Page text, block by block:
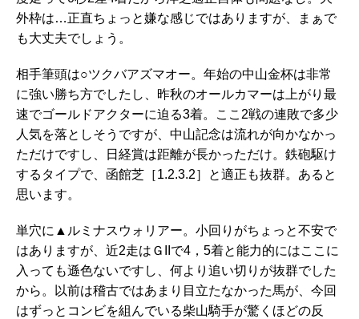
外枠は…正直ちょっと嫌な感じではありますが、まぁで
も大丈夫でしょう。
相手筆頭は○ツクバアズマオー。年始の中山金杯は非常
に強い勝ち方でしたし、昨秋のオールカマーは上がり最
速でゴールドアクターに迫る3着。ここ2戦の連敗で多少
人気を落としそうですが、中山記念は流れが向かなかっ
ただけですし、日経賞は距離が長かっただけ。鉄砲駆け
するタイプで、函館芝［1.2.3.2］と適正も抜群。あると
思います。
単穴に▲ルミナスウォリアー。小回りがちょっと不安で
はありますが、近2走はＧIIで4，5着と能力的にはここに
入っても遜色ないですし、何より追い切りが抜群でした
から。以前は稽古ではあまり目立たなかった馬が、今回
はずっとコンビを組んでいる柴山騎手が驚くほどの反